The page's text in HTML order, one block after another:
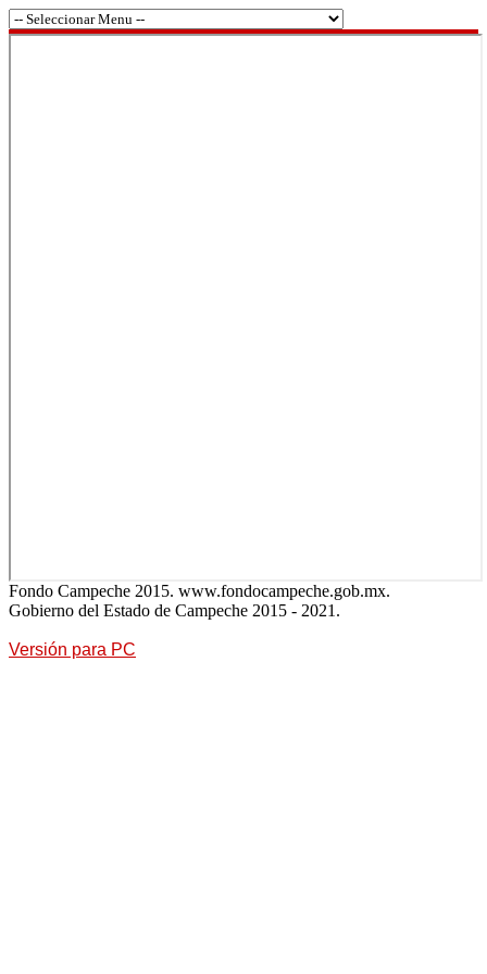
Fondo Campeche 2015. www.fondocampeche.gob.mx.
Gobierno del Estado de Campeche 2015 - 2021.
Versión para PC